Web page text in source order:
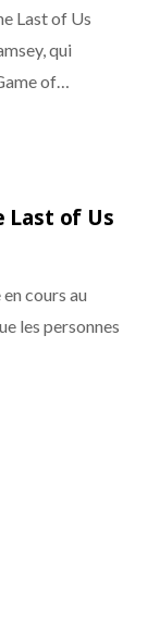
Last of Us
qui
of…
Last of Us
cours au
les personnes